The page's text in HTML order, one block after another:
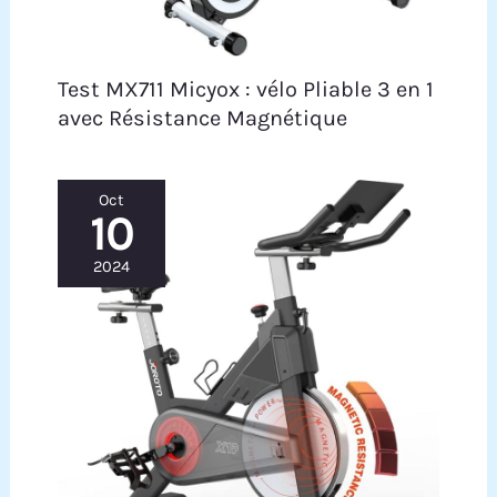
de garantie. Pour toute question ou problème,
notre équipe de support est disponible
rapidement et efficacement à tout moment.
Test MX711 Micyox : vélo Pliable 3 en 1
avec Résistance Magnétique
Oct
10
2024